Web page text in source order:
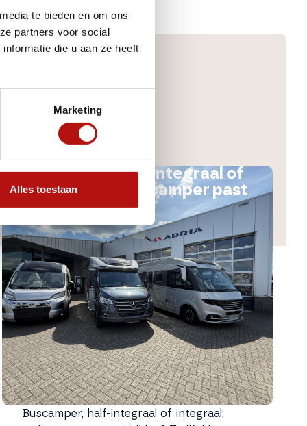
te bieden en om ons
partners voor social
die u aan ze heeft
Marketing
Alles toestaan
Buscamper, half-integraal of
integraal: welke camper past
bij jou?
Buscamper, half-integraal of integraal: